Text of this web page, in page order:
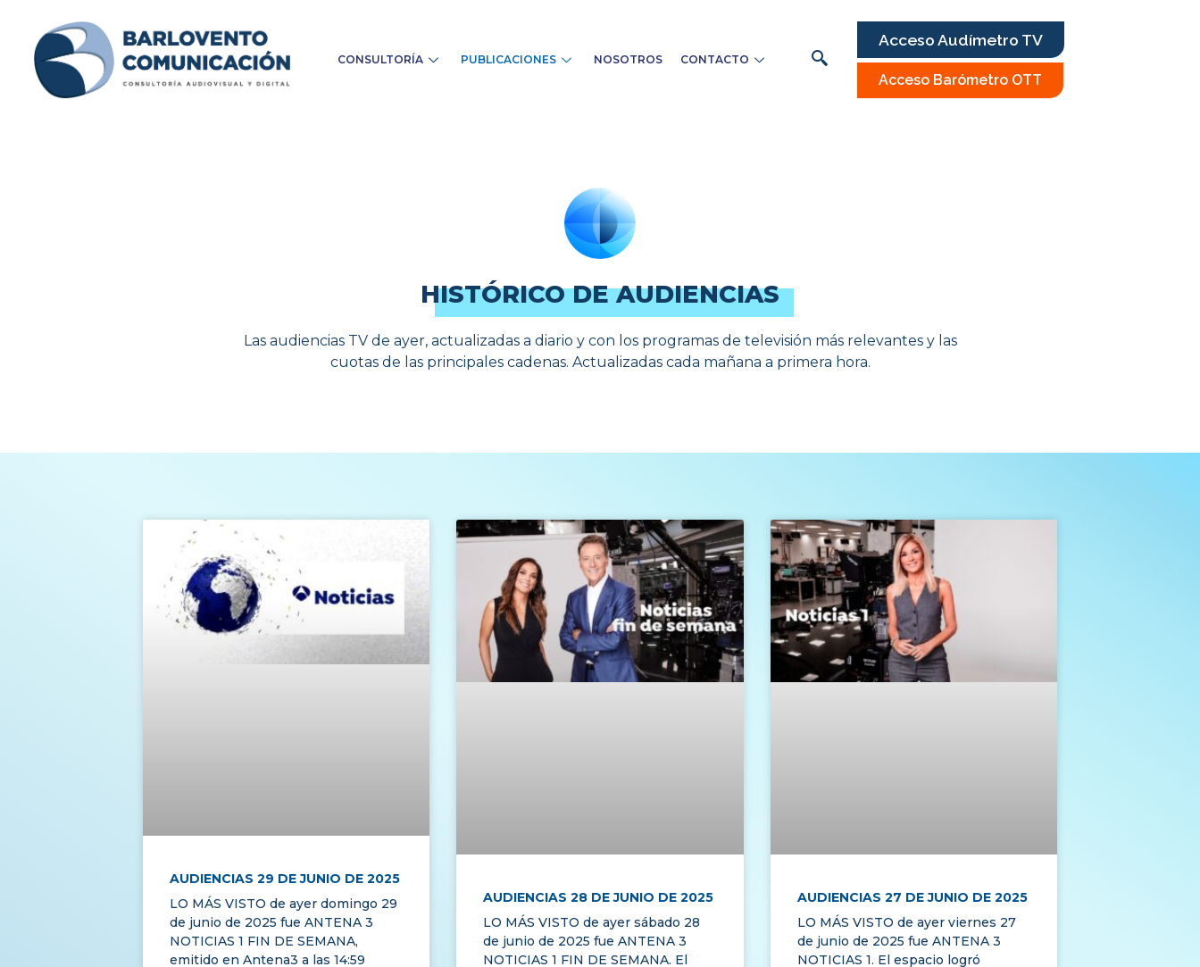
CONSULTORÍA PUBLICACIONES NOSOTROS CONTACTO
Acceso Audímetro TV
Acceso Barómetro OTT
HISTÓRICO DE AUDIENCIAS
Las audiencias TV de ayer, actualizadas a diario y con los programas de televisión más relevantes y las
cuotas de las principales cadenas. Actualizadas cada mañana a primera hora.
AUDIENCIAS 29 DE JUNIO DE 2025
LO MÁS VISTO de ayer domingo 29
de junio de 2025 fue ANTENA 3
NOTICIAS 1 FIN DE SEMANA,
emitido en Antena3 a las 14:59
AUDIENCIAS 28 DE JUNIO DE 2025
LO MÁS VISTO de ayer sábado 28
de junio de 2025 fue ANTENA 3
NOTICIAS 1 FIN DE SEMANA. El
AUDIENCIAS 27 DE JUNIO DE 2025
LO MÁS VISTO de ayer viernes 27
de junio de 2025 fue ANTENA 3
NOTICIAS 1. El espacio logró